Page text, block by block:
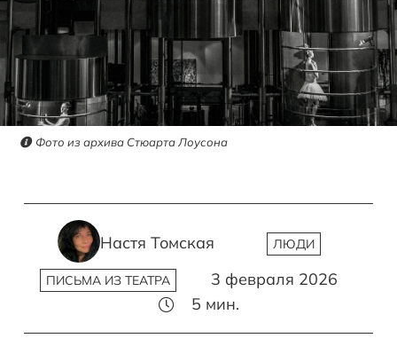
Фото из архива Стюарта Лоусона
Настя Томская ЛЮДИ
ПИСЬМА ИЗ ТЕАТРА
3 февраля 2026
5 мин.